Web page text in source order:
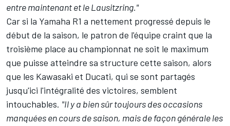
entre maintenant et le Lausitzring."
Car si la Yamaha R1 a nettement progressé depuis le
début de la saison, le patron de l'équipe craint que la
troisième place au championnat ne soit le maximum
que puisse atteindre sa structure cette saison, alors
que les Kawasaki et Ducati, qui se sont partagés
jusqu'ici l'intégralité des victoires, semblent
intouchables. "Il y a bien sûr toujours des occasions
manquées en cours de saison, mais de façon générale les